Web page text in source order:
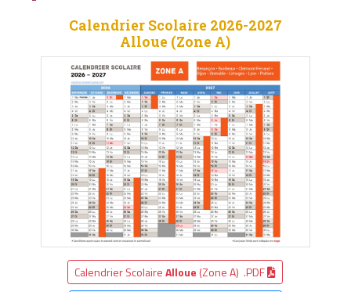
Calendrier Scolaire 2026-2027
Alloue (Zone A)
Calendrier ScolaireAlloue (Zone A) .PDF